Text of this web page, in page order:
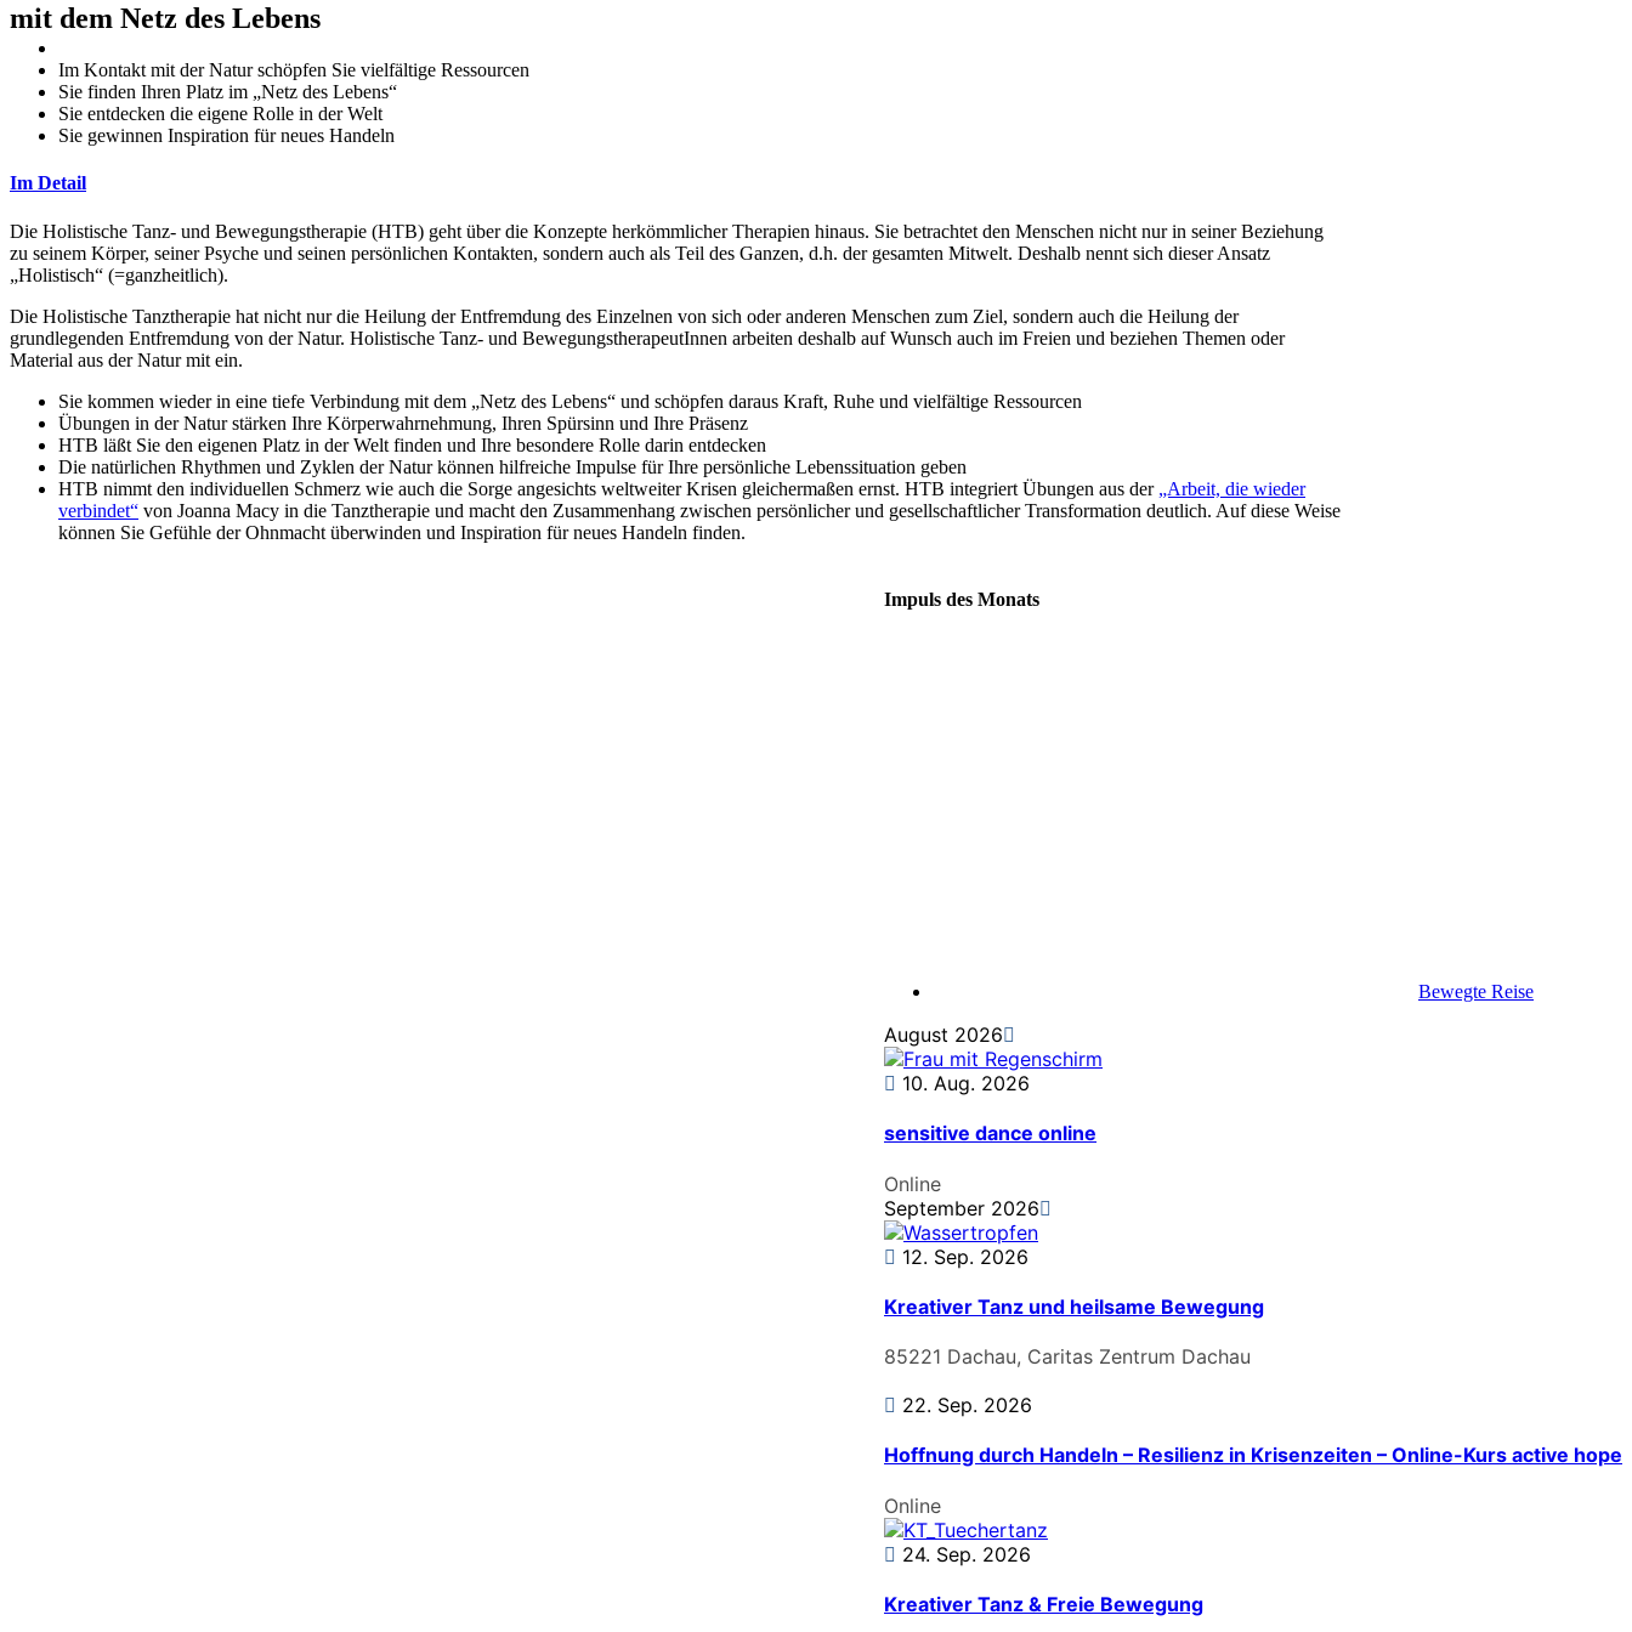
mit dem Netz des Lebens
Im Kontakt mit der Natur schöpfen Sie vielfältige Ressourcen
Sie finden Ihren Platz im „Netz des Lebens“
Sie entdecken die eigene Rolle in der Welt
Sie gewinnen Inspiration für neues Handeln
Im Detail
Die Holistische Tanz- und Bewegungstherapie (HTB) geht über die Konzepte herkömmlicher Therapien hinaus. Sie betrachtet den Menschen nicht nur in seiner Beziehung
zu seinem Körper, seiner Psyche und seinen persönlichen Kontakten, sondern auch als Teil des Ganzen, d.h. der gesamten Mitwelt. Deshalb nennt sich dieser Ansatz
„Holistisch“ (=ganzheitlich).
Die Holistische Tanztherapie hat nicht nur die Heilung der Entfremdung des Einzelnen von sich oder anderen Menschen zum Ziel, sondern auch die Heilung der
grundlegenden Entfremdung von der Natur. Holistische Tanz- und BewegungstherapeutInnen arbeiten deshalb auf Wunsch auch im Freien und beziehen Themen oder
Material aus der Natur mit ein.
Sie kommen wieder in eine tiefe Verbindung mit dem „Netz des Lebens“ und schöpfen daraus Kraft, Ruhe und vielfältige Ressourcen
Übungen in der Natur stärken Ihre Körperwahrnehmung, Ihren Spürsinn und Ihre Präsenz
HTB läßt Sie den eigenen Platz in der Welt finden und Ihre besondere Rolle darin entdecken
Die natürlichen Rhythmen und Zyklen der Natur können hilfreiche Impulse für Ihre persönliche Lebenssituation geben
HTB nimmt den individuellen Schmerz wie auch die Sorge angesichts weltweiter Krisen gleichermaßen ernst. HTB integriert Übungen aus der „Arbeit, die wieder
verbindet“ von Joanna Macy in die Tanztherapie und macht den Zusammenhang zwischen persönlicher und gesellschaftlicher Transformation deutlich. Auf diese Weise
können Sie Gefühle der Ohnmacht überwinden und Inspiration für neues Handeln finden.
Impuls des Monats
Bewegte Reise
August 2026
10. Aug. 2026
sensitive dance online
Online
September 2026
12. Sep. 2026
Kreativer Tanz und heilsame Bewegung
85221 Dachau, Caritas Zentrum Dachau
22. Sep. 2026
Hoffnung durch Handeln – Resilienz in Krisenzeiten – Online-Kurs active hope
Online
24. Sep. 2026
Kreativer Tanz & Freie Bewegung